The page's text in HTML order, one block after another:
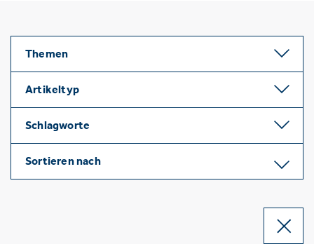
Themen
Artikeltyp
Schlagworte
Sortieren nach